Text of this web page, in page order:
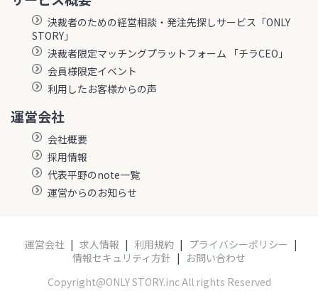
決裁者のための経営相談・発注先探しサービス「ONLY
STORY」
決裁者限定マッチングプラットフォーム 「チラCEO」
会員様限定イベント
利用したお客様からの声
運営会社
会社概要
採用情報
代表平野のnote一覧
運営からのお知らせ
運営会社 | 求人情報 | 利用規約 | プライバシーポリシー |
情報セキュリティ方針 | お問い合わせ
Copyright@ONLY STORY.inc All rights Reserved